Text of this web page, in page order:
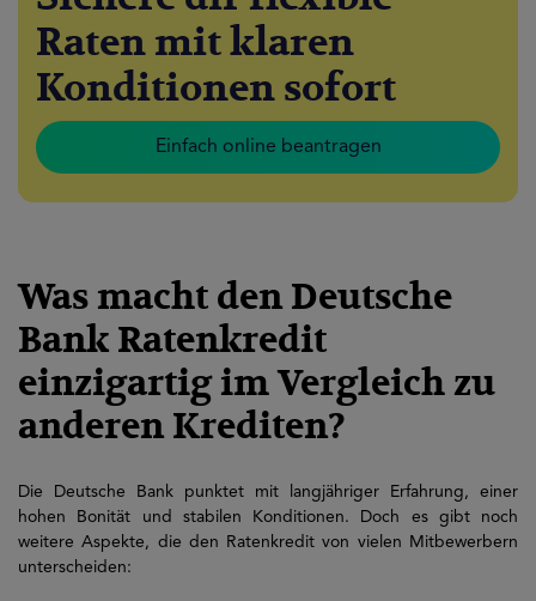
Raten mit klaren
Konditionen sofort
Einfach online beantragen
Was macht den Deutsche
Bank Ratenkredit
einzigartig im Vergleich zu
anderen Krediten?
Die Deutsche Bank punktet mit langjähriger Erfahrung, einer
hohen Bonität und stabilen Konditionen. Doch es gibt noch
weitere Aspekte, die den Ratenkredit von vielen Mitbewerbern
unterscheiden: